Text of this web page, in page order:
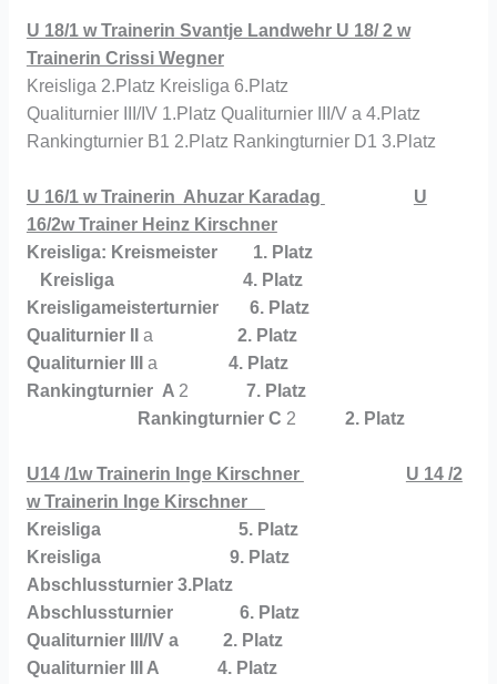
U 18/1 w Trainerin Svantje Landwehr U 18/ 2 w
Trainerin Crissi Wegner
Kreisliga 2.Platz Kreisliga 6.Platz
Qualiturnier III/IV 1.Platz Qualiturnier III/V a 4.Platz
Rankingturnier B1 2.Platz Rankingturnier D1 3.Platz
U 16/1 w Trainerin Ahuzar Karadag
U
16/2w Trainer Heinz Kirschner
Kreisliga: Kreismeister 1. Platz
Kreisliga 4. Platz
Kreisligameisterturnier 6. Platz
Qualiturnier II a 2. Platz
Qualiturnier III a 4. Platz
Rankingturnier A 2 7. Platz
Rankingturnier C 2 2. Platz
U14 /1w Trainerin Inge Kirschner
U 14 /2
w Trainerin Inge Kirschner
Kreisliga 5. Platz
Kreisliga 9. Platz
Abschlussturnier 3.Platz
Abschlussturnier 6. Platz
Qualiturnier III/IV a 2. Platz
Qualiturnier III A 4. Platz